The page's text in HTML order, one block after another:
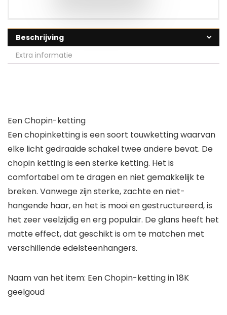
Beschrijving
Extra informatie
Een Chopin-ketting
Een chopinketting is een soort touwketting waarvan
elke licht gedraaide schakel twee andere bevat. De
chopin ketting is een sterke ketting. Het is
comfortabel om te dragen en niet gemakkelijk te
breken. Vanwege zijn sterke, zachte en niet-
hangende haar, en het is mooi en gestructureerd, is
het zeer veelzijdig en erg populair. De glans heeft het
matte effect, dat geschikt is om te matchen met
verschillende edelsteenhangers.
Naam van het item: Een Chopin-ketting in 18K
geelgoud